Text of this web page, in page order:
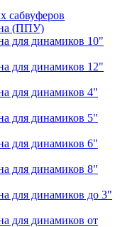
сабвуферов
(ППУ)
для динамиков 10"
для динамиков 12"
для динамиков 4"
для динамиков 5"
для динамиков 6"
для динамиков 8"
для динамиков до 3"
для динамиков от